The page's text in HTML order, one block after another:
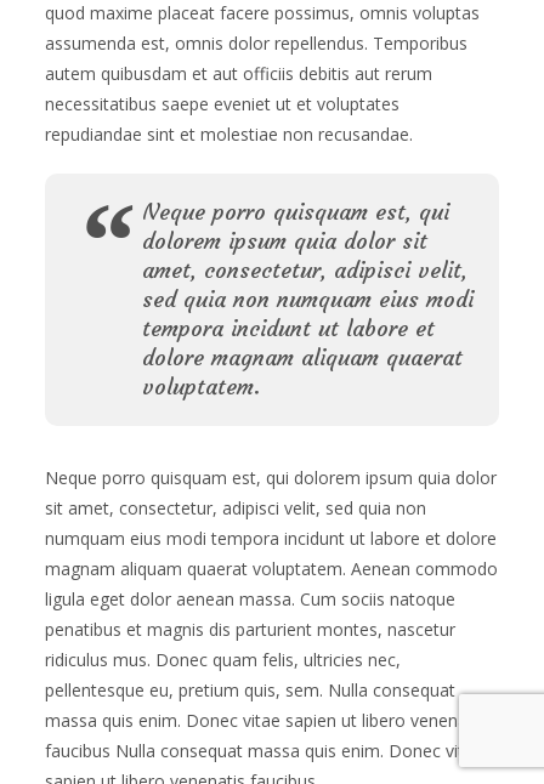
quod maxime placeat facere possimus, omnis voluptas
assumenda est, omnis dolor repellendus. Temporibus
autem quibusdam et aut officiis debitis aut rerum
necessitatibus saepe eveniet ut et voluptates
repudiandae sint et molestiae non recusandae.
Neque porro quisquam est, qui
dolorem ipsum quia dolor sit
amet, consectetur, adipisci velit,
sed quia non numquam eius modi
tempora incidunt ut labore et
dolore magnam aliquam quaerat
voluptatem.
Neque porro quisquam est, qui dolorem ipsum quia dolor
sit amet, consectetur, adipisci velit, sed quia non
numquam eius modi tempora incidunt ut labore et dolore
magnam aliquam quaerat voluptatem. Aenean commodo
ligula eget dolor aenean massa. Cum sociis natoque
penatibus et magnis dis parturient montes, nascetur
ridiculus mus. Donec quam felis, ultricies nec,
pellentesque eu, pretium quis, sem. Nulla consequat
massa quis enim. Donec vitae sapien ut libero venenatis
faucibus Nulla consequat massa quis enim. Donec vitae